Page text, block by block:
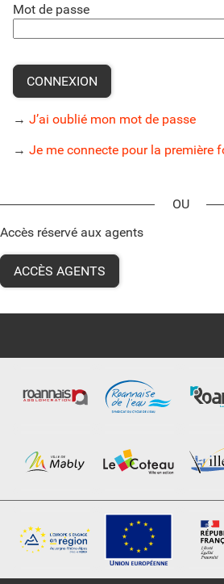
Mot de passe
CONNEXION
→ J’ai oublié mon mot de passe
→ Je me connecte pour la première
Accès réservé aux agents
ACCÈS AGENTS